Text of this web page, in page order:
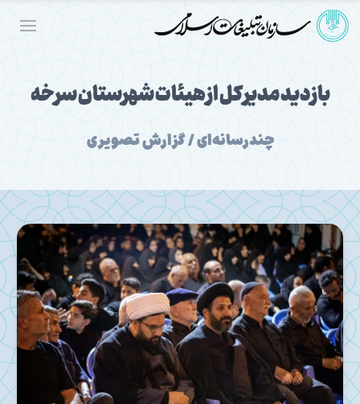
بازدید مدیر کل از هیئات شهرستان سرخه
چندرسانه‌ای / گزارش تصویری